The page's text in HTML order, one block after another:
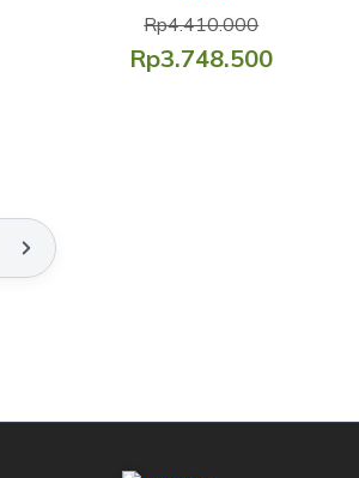
Rp4.410.000
Rp3.748.500